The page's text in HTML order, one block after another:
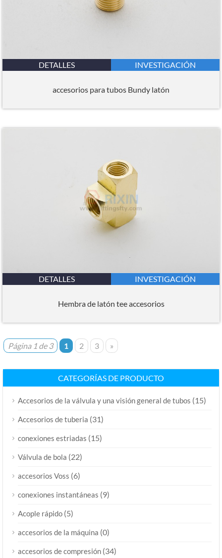
DETALLES INVESTIGACIÓN
accesorios para tubos Bundy latón
DETALLES INVESTIGACIÓN
Hembra de latón tee accesorios
Página 1 de 3 1 2 3 »
CATEGORÍAS DE PRODUCTO
Accesorios de la válvula y una visión general de tubos (15)
Accesorios de tuberia (31)
conexiones estriadas (15)
Válvula de bola (22)
accesorios Voss (6)
conexiones instantáneas (9)
Acople rápido (5)
accesorios de la máquina (0)
accesorios de compresión (34)